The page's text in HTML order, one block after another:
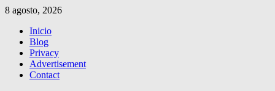
8 agosto, 2026
Inicio
Blog
Privacy
Advertisement
Contact